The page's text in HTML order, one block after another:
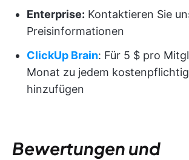
Enterprise: Kontaktieren Sie
Preisinformationen
ClickUp Brain: Für 5 $ pro
Monat zu jedem
hinzufügen
Bewertungen und